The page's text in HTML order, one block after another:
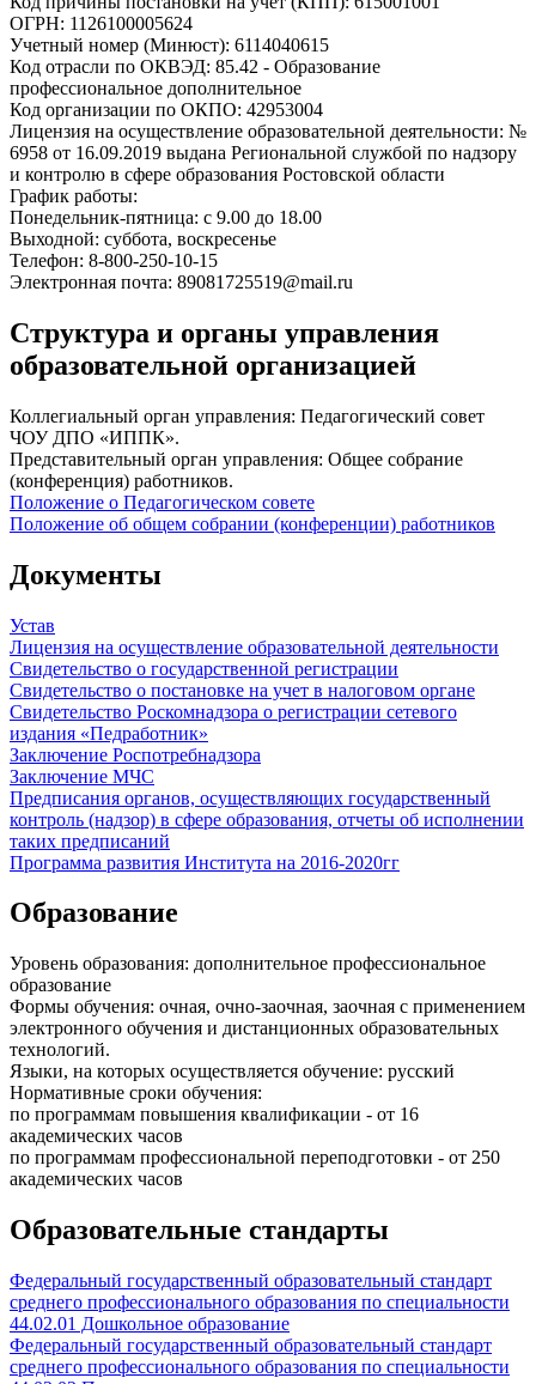
ОГРН: 1126100005624
Учетный номер (Минюст): 6114040615
Код отрасли по ОКВЭД: 85.42 - Образование
профессиональное дополнительное
Код организации по ОКПО: 42953004
Лицензия на осуществление образовательной деятельности: №
6958 от 16.09.2019 выдана Региональной службой по надзору
и контролю в сфере образования Ростовской области
График работы:
Понедельник-пятница: с 9.00 до 18.00
Выходной: суббота, воскресенье
Телефон: 8-800-250-10-15
Электронная почта: 89081725519@mail.ru
Структура и органы управления
образовательной организацией
Коллегиальный орган управления: Педагогический совет
ЧОУ ДПО «ИППК».
Представительный орган управления: Общее собрание
(конференция) работников.
Положение о Педагогическом совете
Положение об общем собрании (конференции) работников
Документы
Устав
Лицензия на осуществление образовательной деятельности
Свидетельство о государственной регистрации
Свидетельство о постановке на учет в налоговом органе
Свидетельство Роскомнадзора о регистрации сетевого
издания «Педработник»
Заключение Роспотребнадзора
Заключение МЧС
Предписания органов, осуществляющих государственный
контроль (надзор) в сфере образования, отчеты об исполнении
таких предписаний
Программа развития Института на 2016-2020гг
Образование
Уровень образования: дополнительное профессиональное
образование
Формы обучения: очная, очно-заочная, заочная с применением
электронного обучения и дистанционных образовательных
технологий.
Языки, на которых осуществляется обучение: русский
Нормативные сроки обучения:
по программам повышения квалификации - от 16
академических часов
по программам профессиональной переподготовки - от 250
академических часов
Образовательные стандарты
Федеральный государственный образовательный стандарт
среднего профессионального образования по специальности
44.02.01 Дошкольное образование
Федеральный государственный образовательный стандарт
среднего профессионального образования по специальности